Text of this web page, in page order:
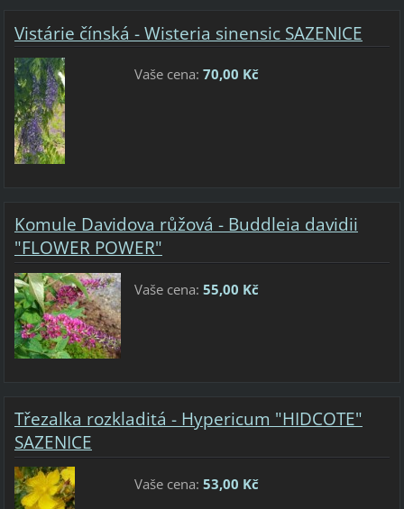
Vistárie čínská - Wisteria sinensic SAZENICE
Vaše cena: 70,00 Kč
Komule Davidova růžová - Buddleia davidii
"FLOWER POWER"
Vaše cena: 55,00 Kč
Třezalka rozkladitá - Hypericum "HIDCOTE"
SAZENICE
Vaše cena: 53,00 Kč